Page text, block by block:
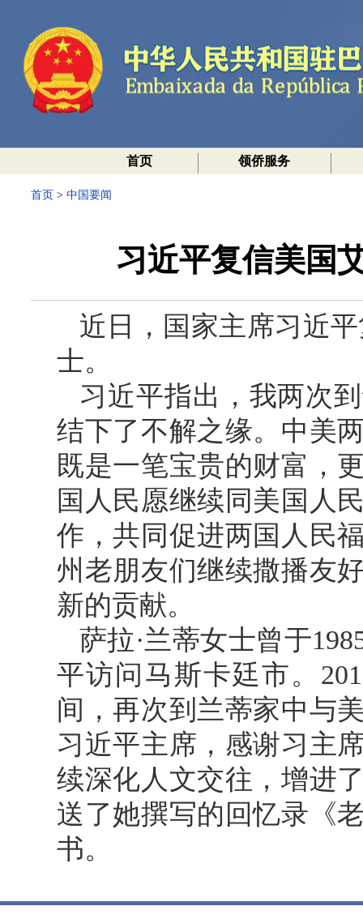
首页 领侨服务
首页 > 中国要闻
习近平复信美国
近日，国家主席习近
士。
习近平指出，我两次
结下了不解之缘。中美
既是一笔宝贵的财富，
国人民愿继续同美国人
作，共同促进两国人民
州老朋友们继续撒播友
新的贡献。
萨拉·兰蒂女士曾于
平访问马斯卡廷市。
间，再次到兰蒂家中与
习近平主席，感谢习主
续深化人文交往，增进
送了她撰写的回忆录《
书。